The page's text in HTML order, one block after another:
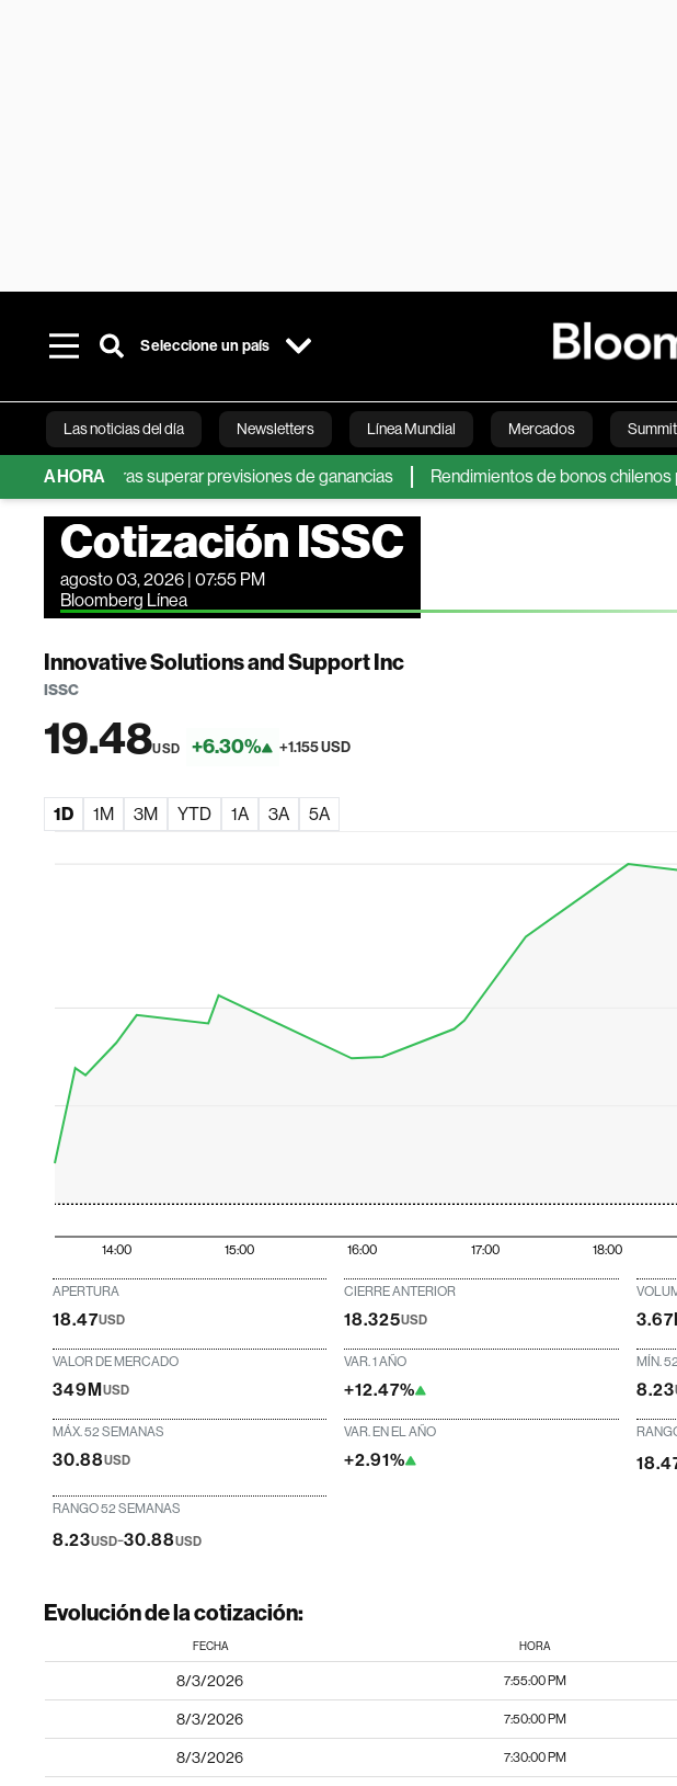
Seleccione un país
Las noticias del día Newsletters Línea Mundial Mercados Summit
Bloomberg Green Economía
AHORA
tras superar previsiones de ganancias Rendimientos de bonos chilenos
Cotización ISSC
agosto 03, 2026 | 07:55 PM
Bloomberg Línea
Innovative Solutions and Support Inc
ISSC
19.48USD +6.30% +1.155 USD
1D 1M 3M YTD 1A 3A 5A
14:00 15:00 16:00 17:00 18:00
APERTURA
18.47USD
CIERRE ANTERIOR
18.325USD
VALOR DE MERCADO
349MUSD
VAR. 1 AÑO
+12.47%
MÍN.
8.23
MÁX. 52 SEMANAS
30.88USD
VAR. EN EL AÑO
+2.91%
RANGO 52 SEMANAS
8.23USD-30.88USD
Evolución de la cotización:
FECHA HORA
8/3/2026 7:55:00 PM
8/3/2026 7:50:00 PM
8/3/2026 7:30:00 PM